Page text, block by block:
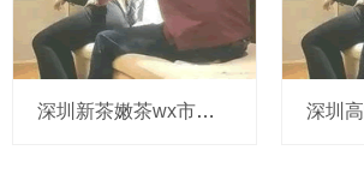
深圳新茶嫩茶wx市场趋势分析